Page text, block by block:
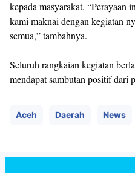
kepada masyarakat. “Perayaan
kami maknai dengan kegiatan
semua,” tambahnya.
Seluruh rangkaian kegiatan
mendapat sambutan positif dari
Aceh Daerah News